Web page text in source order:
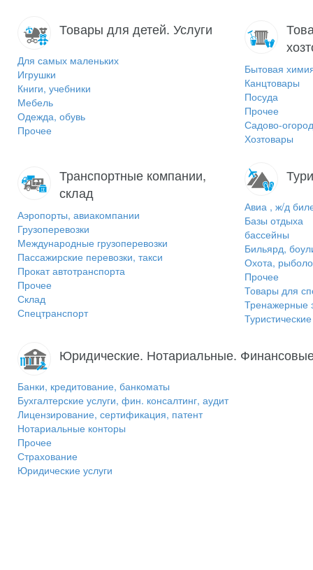
Товары для детей. Услуги
Для самых маленьких
Игрушки
Книги, учебники
Мебель
Одежда, обувь
Прочее
Бытовая
Канцтовары
Посуда
Прочее
Садово-
Хозтовары
Транспортные компании,
склад
Аэропорты, авиакомпании
Грузоперевозки
Международные грузоперевозки
Пассажирские перевозки, такси
Прокат автотранспорта
Прочее
Склад
Спецтранспорт
Авиа , ж/д
Базы отдыха
бассейны
Бильярд,
Охота,
Прочее
Товары для
Тренажерные
Юридические. Нотариальные.
Банки, кредитование, банкоматы
Бухгалтерские услуги, фин. консалтинг, аудит
Лицензирование, сертификация, патент
Нотариальные конторы
Прочее
Страхование
Юридические услуги